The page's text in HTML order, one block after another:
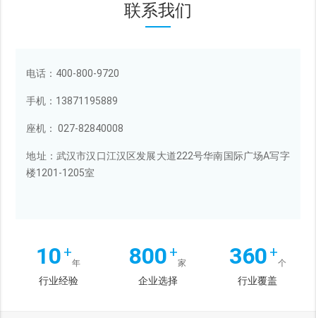
联系我们
电话：400-800-9720
手机：13871195889
座机： 027-82840008
地址：武汉市汉口江汉区发展大道222号华南国际广场A写字
楼1201-1205室
10 +
年
行业经验
800 +
家
企业选择
360 +
个
行业覆盖